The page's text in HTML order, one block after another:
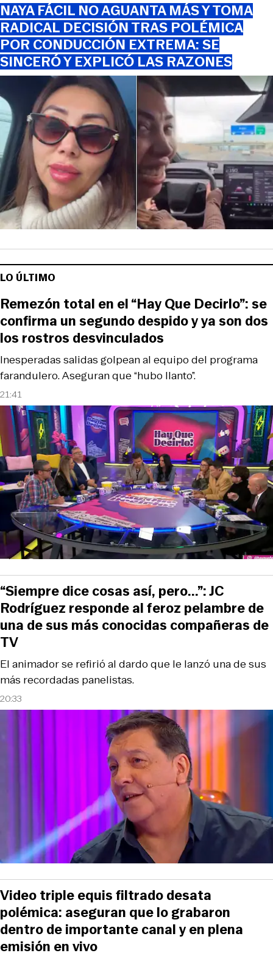
NAYA FÁCIL NO AGUANTA MÁS Y TOMA
RADICAL DECISIÓN TRAS POLÉMICA
POR CONDUCCIÓN EXTREMA: SE
SINCERÓ Y EXPLICÓ LAS RAZONES
LO ÚLTIMO
21:41
Inesperadas salidas golpean al equipo del programa
farandulero. Aseguran que “hubo llanto”.
Remezón total en el “Hay Que Decirlo”: se
confirma un segundo despido y ya son dos
los rostros desvinculados
20:33
El animador se refirió al dardo que le lanzó una de sus
más recordadas panelistas.
“Siempre dice cosas así, pero...”: JC
Rodríguez responde al feroz pelambre de
una de sus más conocidas compañeras de
TV
Video triple equis filtrado desata
polémica: aseguran que lo grabaron
dentro de importante canal y en plena
emisión en vivo